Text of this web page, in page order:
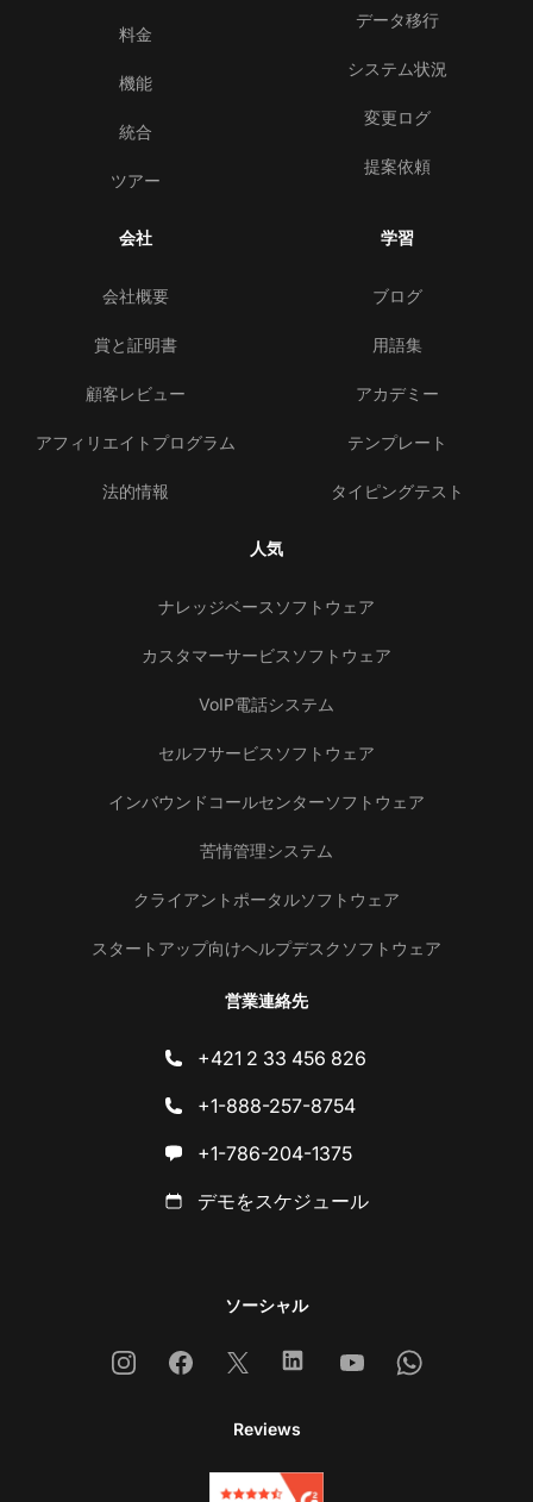
料金
機能
統合
ツアー
データ移行
システム状況
変更ログ
提案依頼
会社
会社概要
賞と証明書
顧客レビュー
アフィリエイトプログラム
法的情報
学習
ブログ
用語集
アカデミー
テンプレート
タイピングテスト
人気
ナレッジベースソフトウェア
カスタマーサービスソフトウェア
VoIP電話システム
セルフサービスソフトウェア
インバウンドコールセンターソフトウェア
苦情管理システム
クライアントポータルソフトウェア
スタートアップ向けヘルプデスクソフトウェア
営業連絡先
+421 2 33 456 826
+1-888-257-8754
+1-786-204-1375
デモをスケジュール
ソーシャル
InstagramFacebook
X LinkedinYoutubeWhatsapp
Reviews